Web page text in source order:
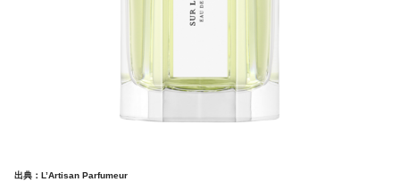
出典：L’Artisan Parfumeur